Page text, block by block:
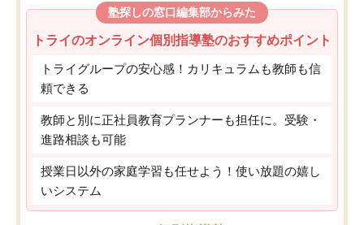
塾探しの窓口編集部からみた
トライのオンライン個別指導塾のおすすめポイント
トライグループの安心感！カリキュラムも教師も信
頼できる
教師と別に正社員教育プランナーも担任に。受験・
進路相談も可能
授業日以外の家庭学習も任せよう！使い放題の嬉し
いシステム